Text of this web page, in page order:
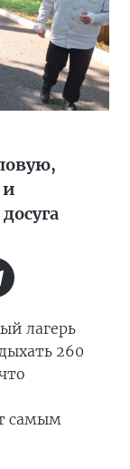
и
лагерь
260
самым